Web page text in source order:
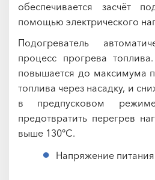
обеспечивается засчёт
помощью электрического
Подогреватель
процесс прогрева
повышается до максимума
топлива через насадку, и
в предпусковом
предотвратить перегрев
выше 130°C.
Напряжение